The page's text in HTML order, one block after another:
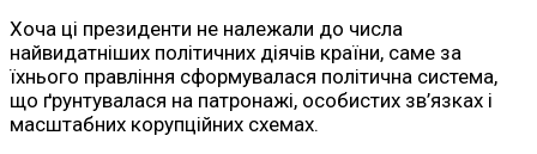
Хоча ці президенти не належали до числа
найвидатніших політичних діячів країни, саме за
їхнього правління сформувалася політична система,
що ґрунтувалася на патронажі, особистих зв’язках і
масштабних корупційних схемах.